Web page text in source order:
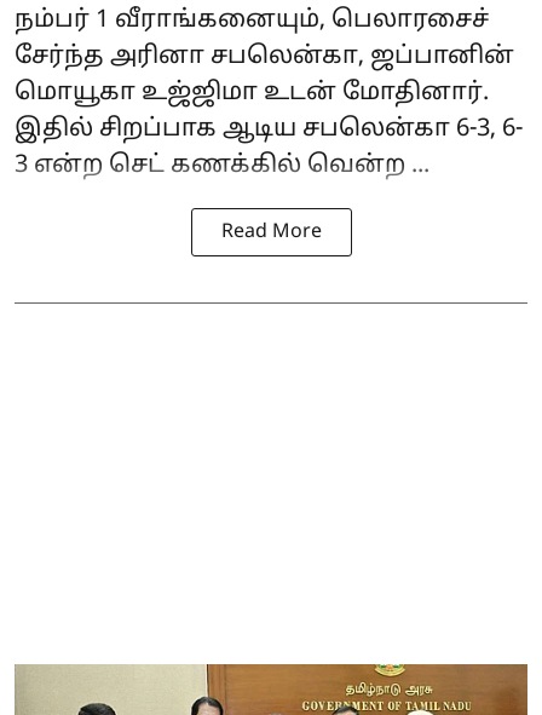
நம்பர் 1 வீராங்கனையும், பெலாரசைச்
சேர்ந்த அரினா சபலென்கா, ஜப்பானின்
மொயூகா உஜ்ஜிமா உடன் மோதினார்.
இதில் சிறப்பாக ஆடிய சபலென்கா 6-3, 6-
3 என்ற செட் கணக்கில் வென்ற ...
Read More